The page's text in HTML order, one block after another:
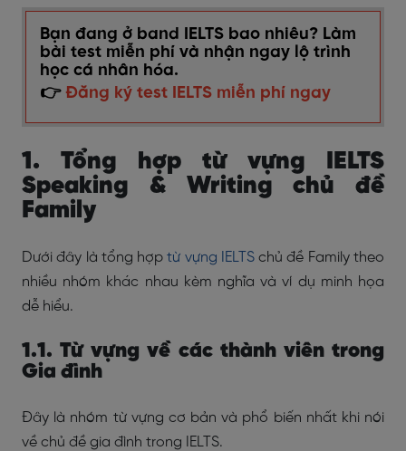
Bạn đang ở band IELTS bao nhiêu? Làm
bài test miễn phí và nhận ngay lộ trình
học cá nhân hóa.
👉 Đăng ký test IELTS miễn phí ngay
1. Tổng hợp từ vựng IELTS
Speaking & Writing chủ đề
Family
Dưới đây là tổng hợptừ vựng IELTSchủ đề Family theo
nhiều nhóm khác nhau kèm nghĩa và ví dụ minh họa
dễ hiểu.
1.1. Từ vựng về các thành viên trong
Gia đình
Đây là nhóm từ vựng cơ bản và phổ biến nhất khi nói
về chủ đề gia đình trong IELTS.